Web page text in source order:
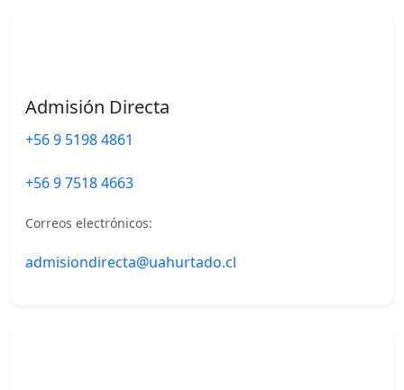
Admisión Directa
+56 9 5198 4861
+56 9 7518 4663
Correos electrónicos:
admisiondirecta@uahurtado.cl